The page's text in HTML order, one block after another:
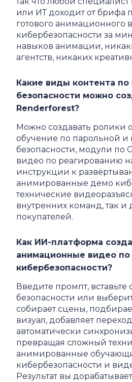
или ИТ доходит от брифа
готового анимационного
кибербезопасности за
навыков анимации,
агентств, никаких
Какие виды контента по
безопасности можно
Renderforest?
Можно создавать ролики
обучение по парольной
безопасности, модули по
видео по реагированию
инструкции к
анимированные демо
технические
внутренних команд, так
покупателей.
Как ИИ-платформа
анимационные видео по
кибербезопасности?
Введите промпт,
безопасности или
собирает сцены,
визуал, добавляет
автоматически
превращая сложный
анимированные
кибербезопасности и
Результат вы